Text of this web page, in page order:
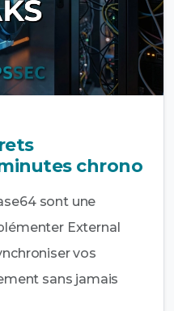
chrono
sont une
External
vos
sans jamais